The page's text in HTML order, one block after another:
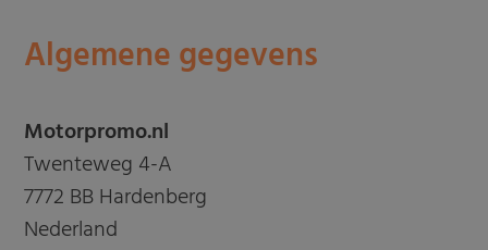
Algemene gegevens
Motorpromo.nl
Twenteweg 4-A
7772 BB Hardenberg
Nederland